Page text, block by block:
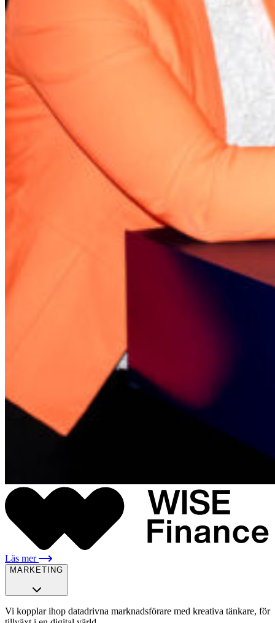
Läs mer
MARKETING
Vi kopplar ihop datadrivna marknadsförare med kreativa tänkare, för